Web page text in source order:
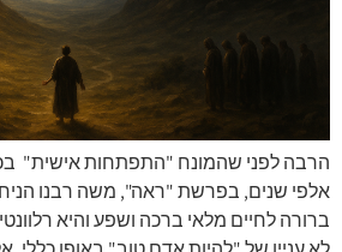
הרבה לפני שהמונח "התפתחות אישית"
אלפי שנים, בפרשת "ראה", משה רבנו הניח
ברורה לחיים מלאי ברכה ושפע והיא